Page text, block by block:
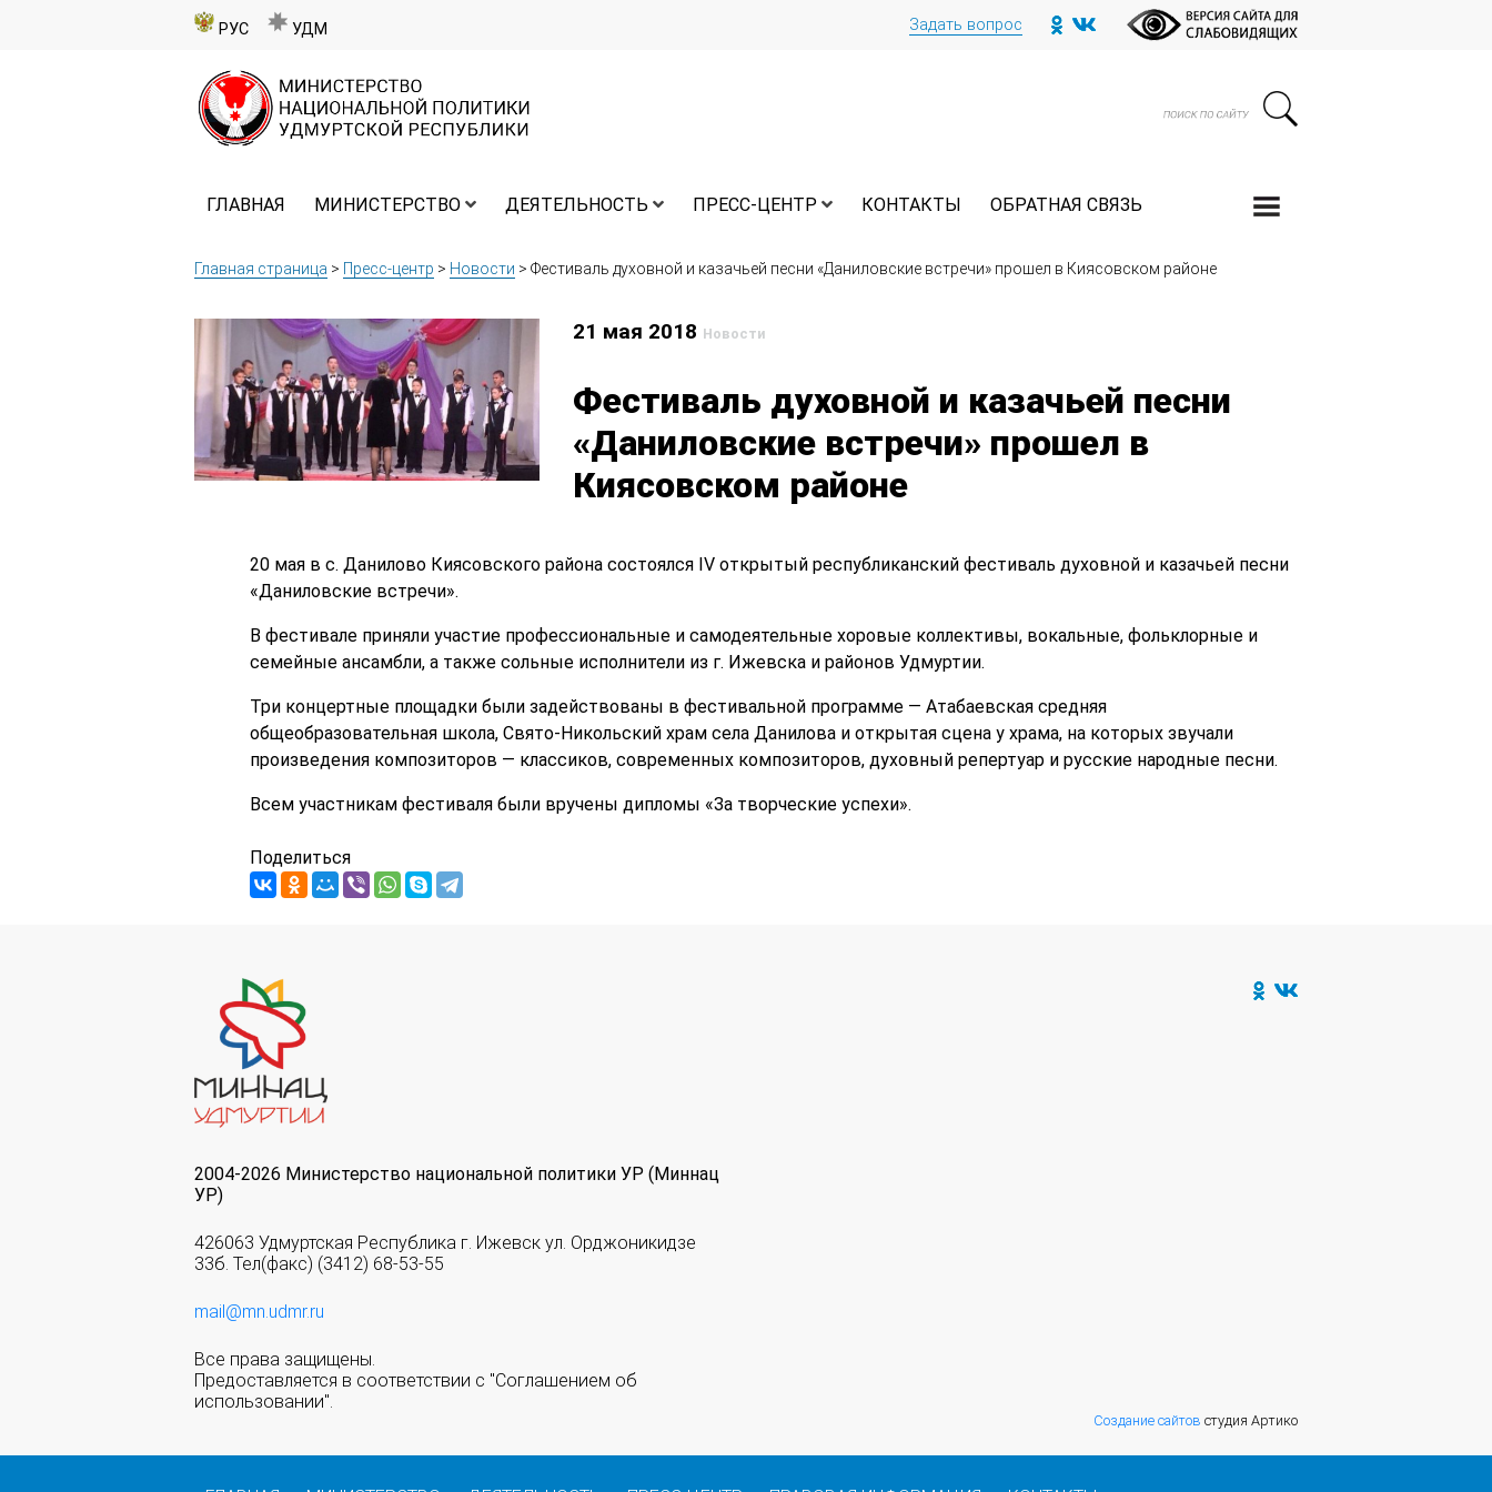
РУС УДМ Задать вопрос
ГЛАВНАЯ МИНИСТЕРСТВО ДЕЯТЕЛЬНОСТЬ ПРЕСС-ЦЕНТР КОНТАКТЫ ОБРАТНАЯ СВЯЗЬ
Главная страница > Пресс-центр > Новости > Фестиваль духовной и казачьей песни «Даниловские встречи» прошел в Киясовском районе
21 мая 2018 Новости
Фестиваль духовной и казачьей песни
«Даниловские встречи» прошел в
Киясовском районе
20 мая в с. Данилово Киясовского района состоялся IV открытый республиканский фестиваль духовной и казачьей песни
«Даниловские встречи».
В фестивале приняли участие профессиональные и самодеятельные хоровые коллективы, вокальные, фольклорные и
семейные ансамбли, а также сольные исполнители из г. Ижевска и районов Удмуртии.
Три концертные площадки были задействованы в фестивальной программе — Атабаевская средняя
общеобразовательная школа, Свято-Никольский храм села Данилова и открытая сцена у храма, на которых звучали
произведения композиторов — классиков, современных композиторов, духовный репертуар и русские народные песни.
Всем участникам фестиваля были вручены дипломы «За творческие успехи».
Поделиться
2004-2026 Министерство национальной политики УР (Миннац
УР)
426063 Удмуртская Республика г. Ижевск ул. Орджоникидзе
33б. Тел(факс) (3412) 68-53-55
mail@mn.udmr.ru
Все права защищены.
Предоставляется в соответствии с "Соглашением об
использовании".
Создание сайтов студия Артико